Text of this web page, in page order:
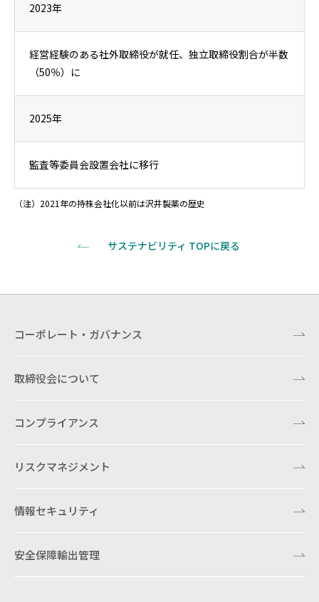
2023年
経営経験のある社外取締役が就任、独立取締役割合が半数
（50％）に
2025年
監査等委員会設置会社に移行
（注）2021年の持株会社化以前は沢井製薬の歴史
サステナビリティ TOPに戻る
コーポレート・ガバナンス
取締役会について
コンプライアンス
リスクマネジメント
情報セキュリティ
安全保障輸出管理